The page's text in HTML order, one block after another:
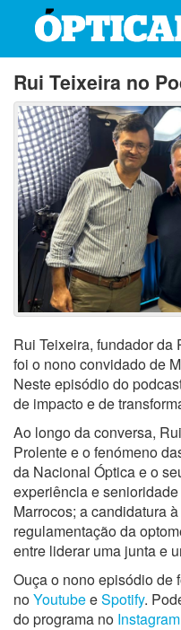
Rui Teixeira no
Rui Teixeira, fundador da
foi o nono convidado de
Neste episódio do
de impacto e de
Ao longo da conversa,
Prolente e o fenómeno
da Nacional Óptica e o
experiência e
Marrocos; a candidatura
regulamentação da
entre liderar uma junta e
Ouça o nono episódio de
noYoutubeeSpotify.
do programa no Instagram